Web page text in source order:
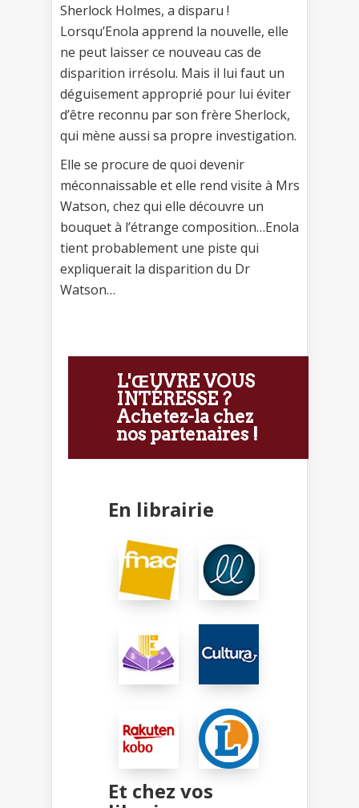
Sherlock Holmes, a disparu !
Lorsqu’Enola apprend la nouvelle, elle
ne peut laisser ce nouveau cas de
disparition irrésolu. Mais il lui faut un
déguisement approprié pour lui éviter
d’être reconnu par son frère Sherlock,
qui mène aussi sa propre investigation.
Elle se procure de quoi devenir
méconnaissable et elle rend visite à Mrs
Watson, chez qui elle découvre un
bouquet à l’étrange composition…Enola
tient probablement une piste qui
expliquerait la disparition du Dr
Watson…
L'ŒUVRE VOUS
INTÉRESSE ?
Achetez-la chez
nos partenaires !
En librairie
Et chez vos